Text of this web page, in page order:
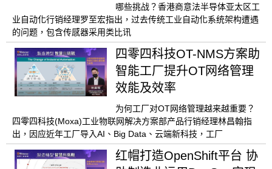
哪些挑战？香港商意法半导体亚太区工
业自动化行销经理罗至宏指出，过去传统工业自动化系统架构遭遇
的问题，包含传感器采用类比讯
四零四科技OT-NMS方案助
智能工厂提升OT网络管理
效能及效率
为何工厂对OT网络管理越来越重要？
四零四科技(Moxa)工业物联网解决方案部产品行销经理林昌翰指
出，因应近年工厂导入AI、Big Data、云端新科技，工厂
红帽打造OpenShift平台 协